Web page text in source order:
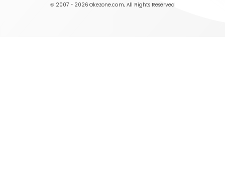
© 2007 - 2026 Okezone.com, All Rights Reserved